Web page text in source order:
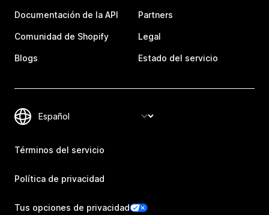
Documentación de la API
Comunidad de Shopify
Blogs
Partners
Legal
Estado del servicio
Términos del servicio
Política de privacidad
Tus opciones de privacidad